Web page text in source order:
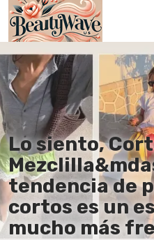
Principal
En
Es
Ru
It
De
Lo siento,
tendencia de
cortos es un
mucho más